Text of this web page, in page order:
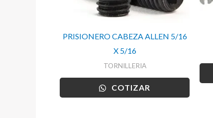
PRISIONERO CABEZA ALLEN 5/16
X 5/16
TORNILLERIA
COTIZAR